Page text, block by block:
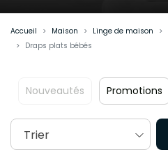
Accueil Maison Linge de maison
Draps plats bébés
Nouveautés Promotions
Trier